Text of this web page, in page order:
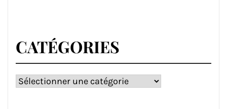
CATÉGORIES
Catégories